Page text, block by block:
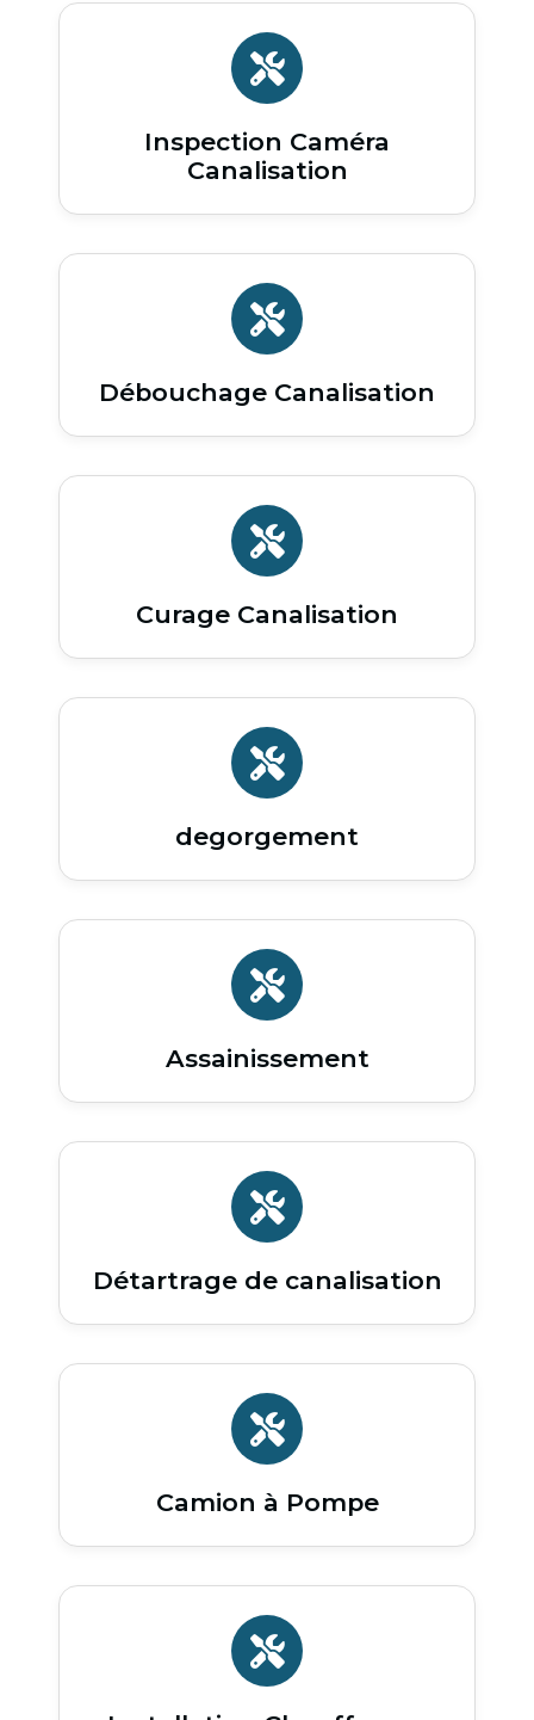
Inspection Caméra
Canalisation
Débouchage Canalisation
Curage Canalisation
degorgement
Assainissement
Détartrage de canalisation
Camion à Pompe